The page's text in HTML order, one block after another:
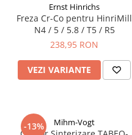
Ernst Hinrichs
Freza Cr-Co pentru HinriMill
N4 / 5 / 5.8 / T5 / R5
238,95 RON
VEZI VARIANTE
-13% Mihm-Vogt